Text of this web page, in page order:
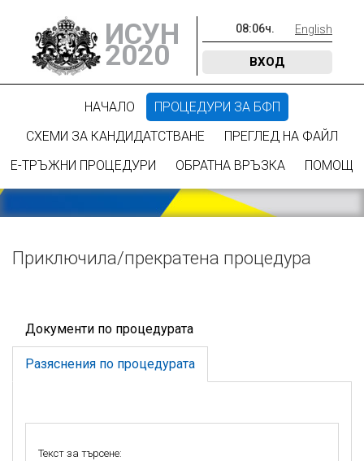
ИСУН
2020
08:06ч. English
ВХОД
НАЧАЛО
ПРОЦЕДУРИ ЗА БФП
СХЕМИ ЗА КАНДИДАТСТВАНЕ
ПРЕГЛЕД НА ФАЙЛ
Е-ТРЪЖНИ ПРОЦЕДУРИ
ОБРАТНА ВРЪЗКА ПОМОЩ
Приключилa/прекратена процедура
Документи по процедурата
Разяснения по процедурата
Текст за търсене: